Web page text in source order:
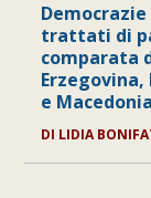
trattati di
comparata
e
DI LIDIA